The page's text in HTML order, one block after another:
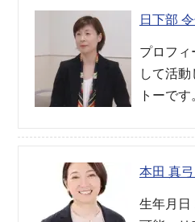
日下部
プロフィ
して活
トーで
本田 真
生年月